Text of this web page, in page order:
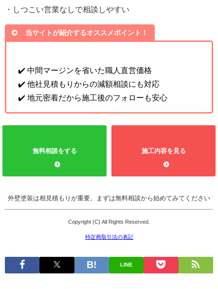
・しつこい営業なしで相談しやすい
当サイトが紹介するオススメポイント！
✔️ 中間マージンを省いた職人直営価格
✔️ 他社見積もりからの減額相談にも対応
✔️ 地元密着だから施工後のフォローも安心
無料相談をする 施工内容を見る
外壁塗装は相見積もりが重要。まずは無料相談から始めてみてください
Copyright (C) All Rights Reserved.
特定商取引法の表記
LINE